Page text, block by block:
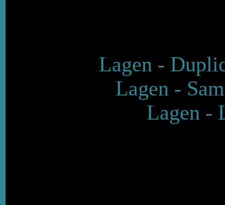
Lagen -
Lagen -
Lagen -